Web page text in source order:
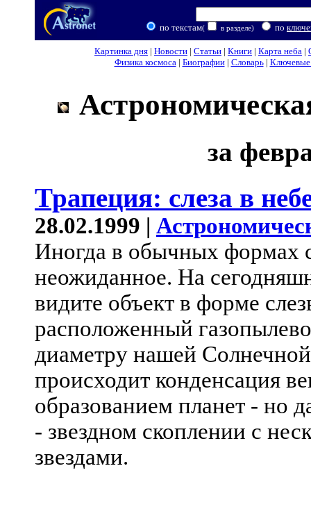
по текстам( в разделе) по
Картинка дня | Новости | Статьи | Книги | Карта неба |
Физика космоса| Биографии| Словарь| Ключевые
за
Трапеция: слеза в
28.02.1999 |
Иногда в обычных формах
неожиданное. На
видите объект в форме
расположенный
диаметру нашей
происходит конденсация
образованием планет - но
- звездном скоплении с
звездами.